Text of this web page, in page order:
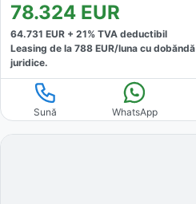
78.324 EUR
64.731 EUR + 21% TVA deductibil
Leasing de la 788 EUR/luna cu dobăndă
juridice.
Sună WhatsApp